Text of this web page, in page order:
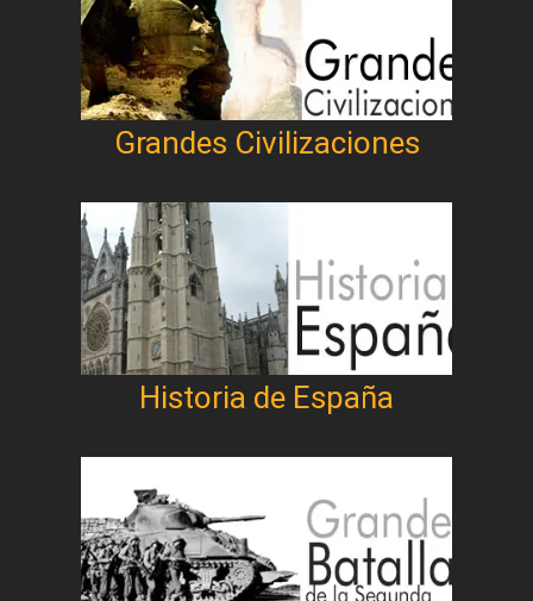
Grandes Civilizaciones
Historia de España